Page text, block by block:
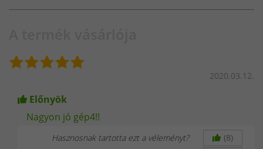
2020.03.12.
Előnyök
Nagyon jó gép4!!
Hasznosnak tartotta ezt a véleményt?
(8)